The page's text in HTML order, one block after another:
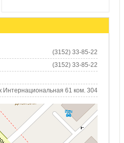
(3152) 33-85-22
(3152) 33-85-22
Интернациональная 61 ком. 304